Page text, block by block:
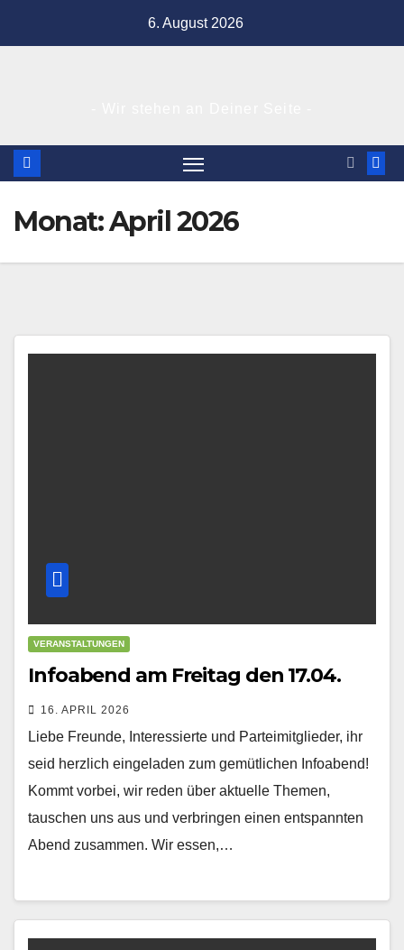
6. August 2026
Monat:April 2026
VERANSTALTUNGEN
Infoabend am Freitag den 17.04.
16. APRIL 2026
Liebe Freunde, Interessierte und Parteimitglieder, ihr
seid herzlich eingeladen zum gemütlichen Infoabend!
Kommt vorbei, wir reden über aktuelle Themen,
tauschen uns aus und verbringen einen entspannten
Abend zusammen. Wir essen,…